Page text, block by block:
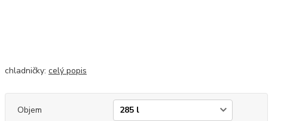
chladničky: celý popis
Objem